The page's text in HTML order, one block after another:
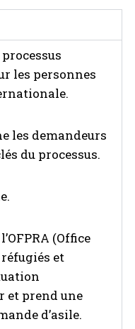
les personnes
les demandeurs
du processus.
(Office
et
et prend une
d’asile.